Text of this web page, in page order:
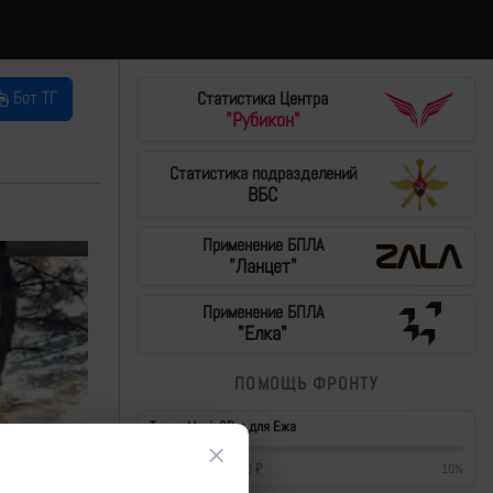
Бот ТГ
Статистика Центра
"Рубикон"
Статистика подразделений
ВБС
Применение БПЛА
"Ланцет"
Применение БПЛА
"Елка"
ПОМОЩЬ ФРОНТУ
Тушки Mavic3Pro для Ежа
430 000 ₽ 10%
×